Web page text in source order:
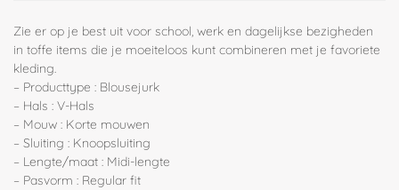
Zie er op je best uit voor school, werk en dagelijkse bezigheden
in toffe items die je moeiteloos kunt combineren met je favoriete
kleding.
– Producttype : Blousejurk
– Hals : V-Hals
– Mouw : Korte mouwen
– Sluiting : Knoopsluiting
– Lengte/maat : Midi-lengte
– Pasvorm : Regular fit